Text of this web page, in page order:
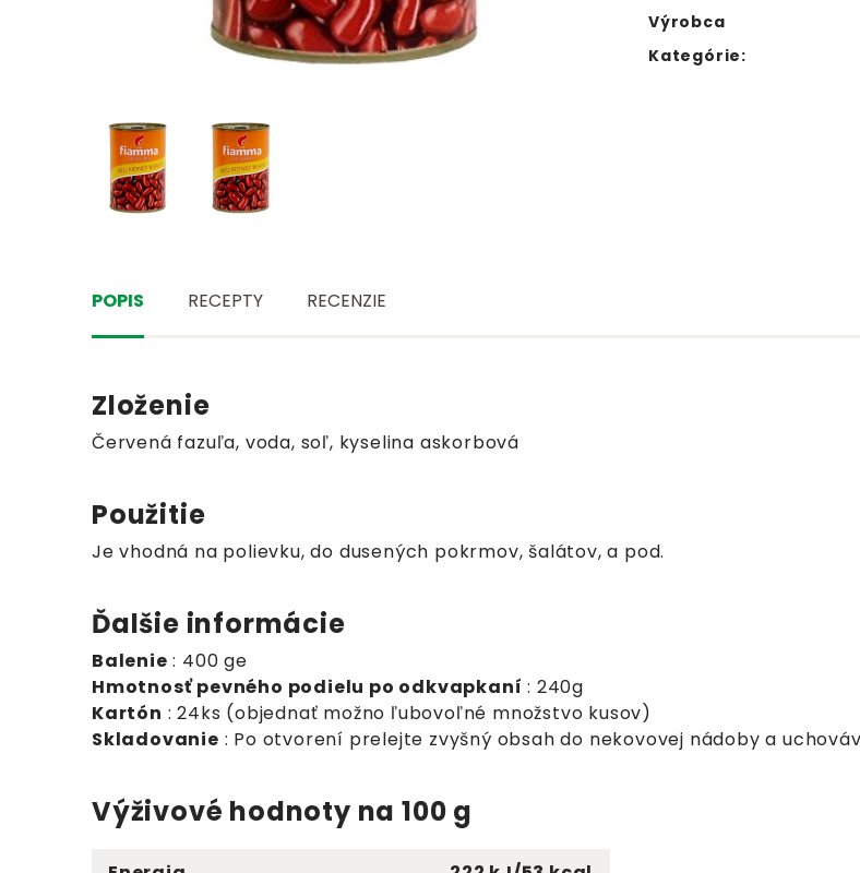
Výrobca
Kategórie:
POPIS RECEPTY RECENZIE
Zloženie
Červená fazuľa, voda, soľ, kyselina askorbová
Použitie
Je vhodná na polievku, do dusených pokrmov, šalátov, a pod.
Ďalšie informácie
Balenie : 400 ge
Hmotnosť pevného podielu po odkvapkaní : 240g
Kartón : 24ks (objednať možno ľubovoľné množstvo kusov)
Skladovanie : Po otvorení prelejte zvyšný obsah do nekovovej nádoby a
Výživové hodnoty na 100 g